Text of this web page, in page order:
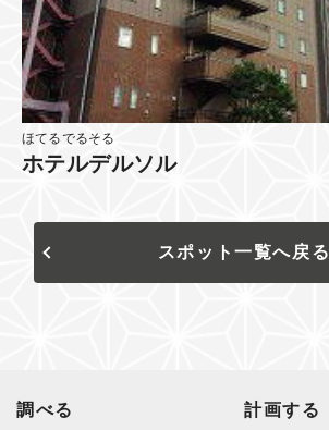
ほてるでるそる
ホテルデルソル
スポット一覧へ戻る
調べる 計画する